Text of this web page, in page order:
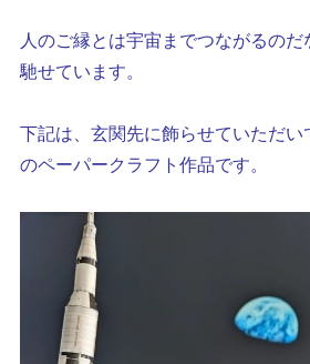
人のご縁とは宇宙までつながるの
馳せています。
下記は、玄関先に飾らせていただい
のペーパークラフト作品です。